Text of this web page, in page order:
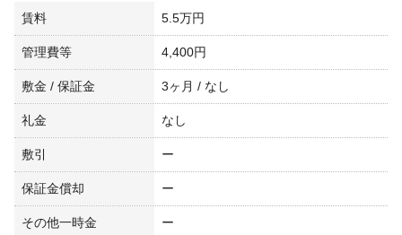
賃料 5.5万円
管理費等 4,400円
敷金 / 保証金 3ヶ月 / なし
礼金 なし
敷引 ー
保証金償却 ー
その他一時金 ー